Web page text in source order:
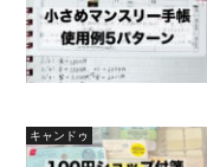
キャンドゥ